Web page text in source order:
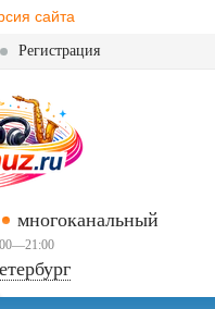
сайта
Регистрация
многоканальный